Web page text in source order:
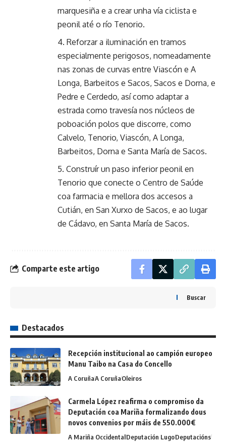
marquesiña e a crear unha vía ciclista e
peonil até o río Tenorio.
Reforzar a iluminación en tramos
especialmente perigosos, nomeadamente
nas zonas de curvas entre Viascón e A
Longa, Barbeitos e Sacos, Sacos e Dorna, e
Pedre e Cerdedo, así como adaptar a
estrada como travesía nos núcleos de
poboación polos que discorre, como
Calvelo, Tenorio, Viascón, A Longa,
Barbeitos, Dorna e Santa María de Sacos.
Construír un paso inferior peonil en
Tenorio que conecte o Centro de Saúde
coa farmacia e mellora dos accesos a
Cutián, en San Xurxo de Sacos, e ao lugar
de Cádavo, en Santa María de Sacos.
Comparte este artigo
Buscar
Destacados
Recepción institucional ao campión europeo
Manu Taibo na Casa do Concello
A CoruñaA CoruñaOleiros
Carmela López reafirma o compromiso da
Deputación coa Mariña formalizando dous
novos convenios por máis de 550.000€
A Mariña OccidentalDeputación LugoDeputacións